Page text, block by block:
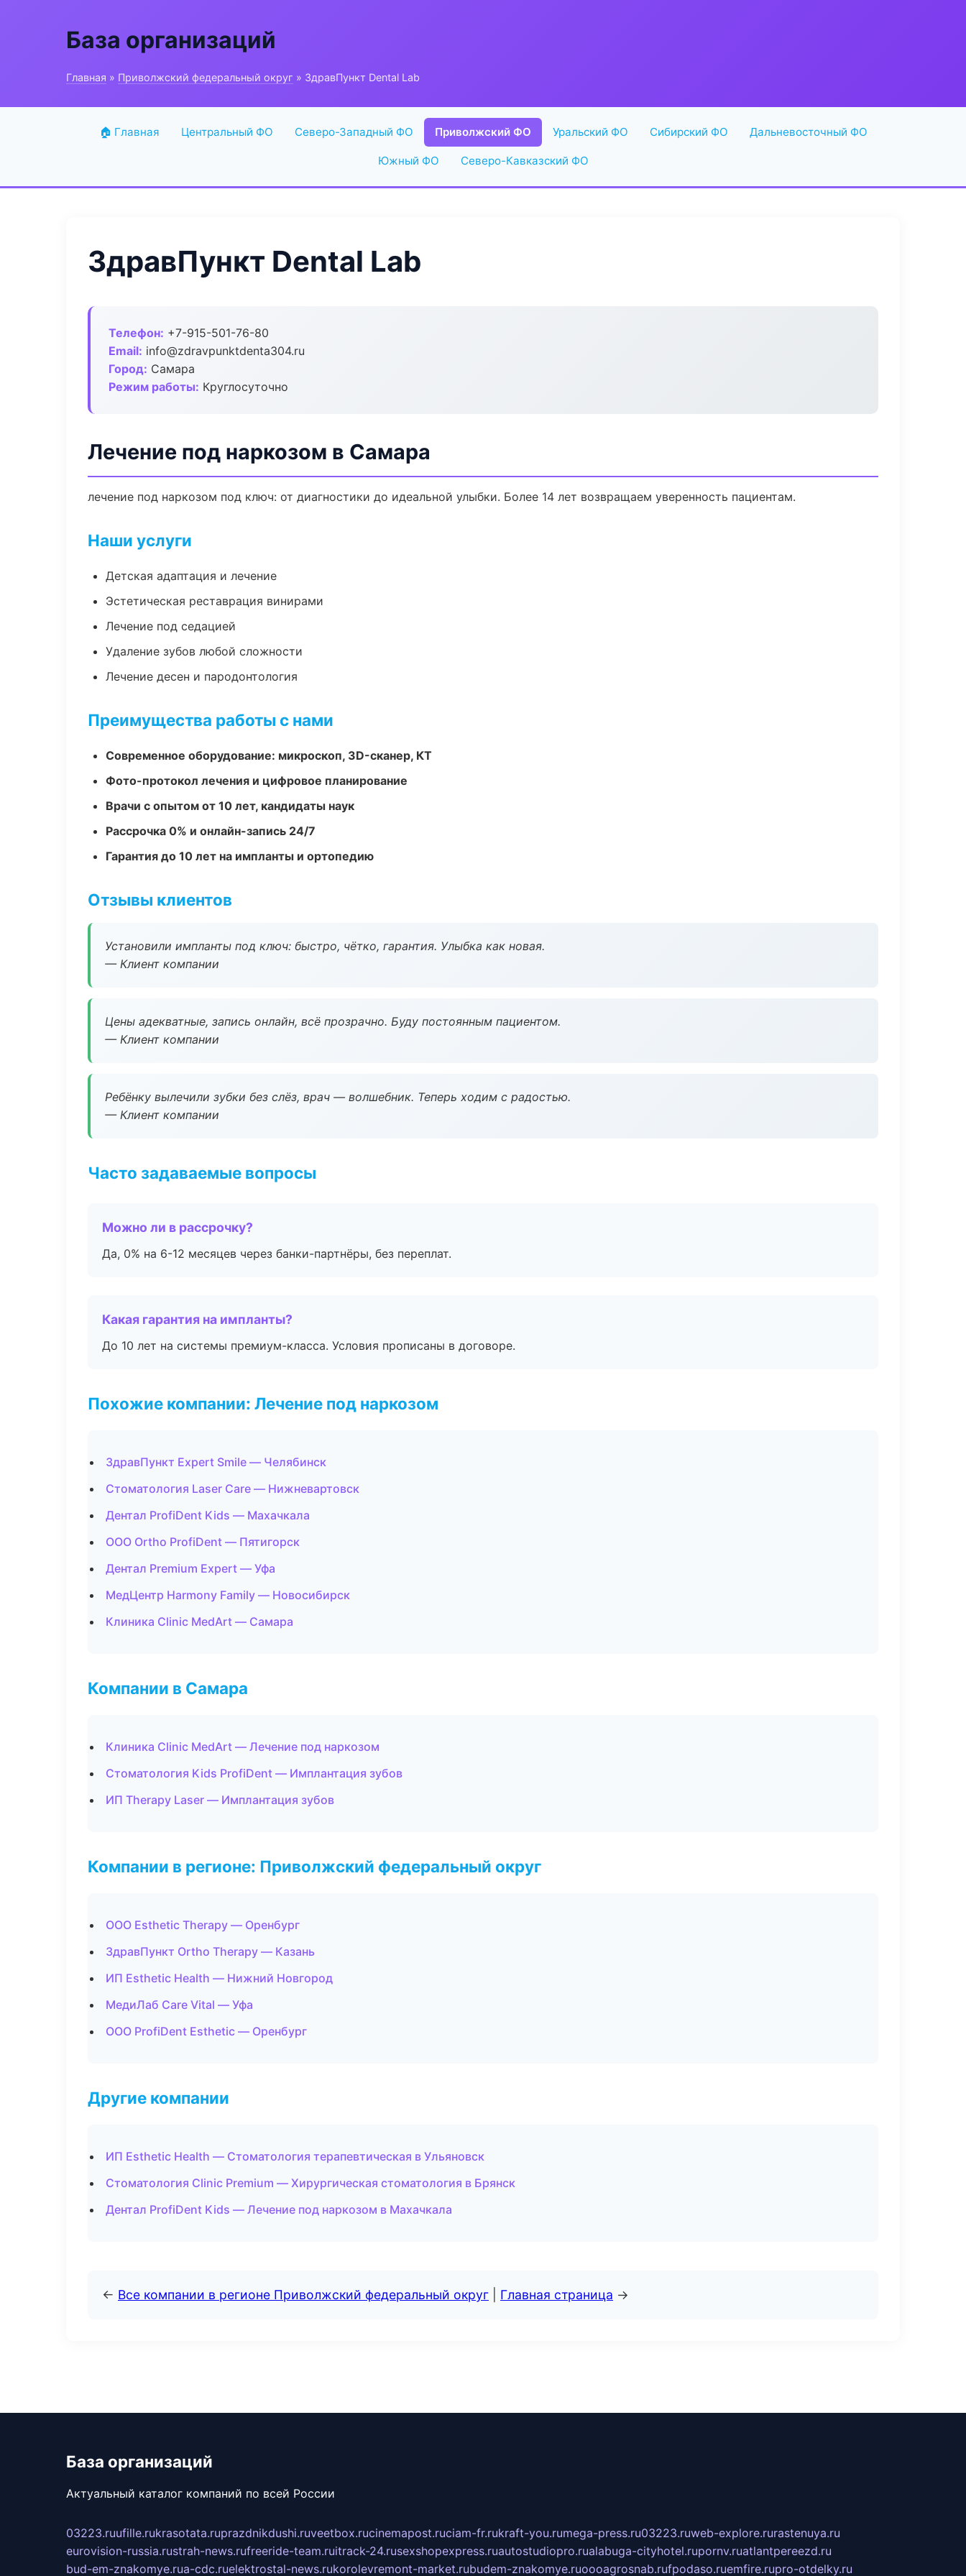
База организаций
Главная » Приволжский федеральный округ » ЗдравПункт Dental Lab
🏠 Главная Центральный ФО Северо-Западный ФО Приволжский ФО Уральский ФО Сибирский ФО Дальневосточный ФО
Южный ФО Северо-Кавказский ФО
ЗдравПункт Dental Lab
Телефон: +7-915-501-76-80
Email: info@zdravpunktdenta304.ru
Город: Самара
Режим работы: Круглосуточно
Лечение под наркозом в Самара
лечение под наркозом под ключ: от диагностики до идеальной улыбки. Более 14 лет возвращаем уверенность пациентам.
Наши услуги
Детская адаптация и лечение
Эстетическая реставрация винирами
Лечение под седацией
Удаление зубов любой сложности
Лечение десен и пародонтология
Преимущества работы с нами
Современное оборудование: микроскоп, 3D-сканер, КТ
Фото-протокол лечения и цифровое планирование
Врачи с опытом от 10 лет, кандидаты наук
Рассрочка 0% и онлайн-запись 24/7
Гарантия до 10 лет на импланты и ортопедию
Отзывы клиентов
Установили импланты под ключ: быстро, чётко, гарантия. Улыбка как новая.
— Клиент компании
Цены адекватные, запись онлайн, всё прозрачно. Буду постоянным пациентом.
— Клиент компании
Ребёнку вылечили зубки без слёз, врач — волшебник. Теперь ходим с радостью.
— Клиент компании
Часто задаваемые вопросы
Можно ли в рассрочку?
Да, 0% на 6-12 месяцев через банки-партнёры, без переплат.
Какая гарантия на импланты?
До 10 лет на системы премиум-класса. Условия прописаны в договоре.
Похожие компании: Лечение под наркозом
ЗдравПункт Expert Smile — Челябинск
Стоматология Laser Care — Нижневартовск
Дентал ProfiDent Kids — Махачкала
ООО Ortho ProfiDent — Пятигорск
Дентал Premium Expert — Уфа
МедЦентр Harmony Family — Новосибирск
Клиника Clinic MedArt — Самара
Компании в Самара
Клиника Clinic MedArt — Лечение под наркозом
Стоматология Kids ProfiDent — Имплантация зубов
ИП Therapy Laser — Имплантация зубов
Компании в регионе: Приволжский федеральный округ
ООО Esthetic Therapy — Оренбург
ЗдравПункт Ortho Therapy — Казань
ИП Esthetic Health — Нижний Новгород
МедиЛаб Care Vital — Уфа
ООО ProfiDent Esthetic — Оренбург
Другие компании
ИП Esthetic Health — Стоматология терапевтическая в Ульяновск
Стоматология Clinic Premium — Хирургическая стоматология в Брянск
Дентал ProfiDent Kids — Лечение под наркозом в Махачкала
← Все компании в регионе Приволжский федеральный округ Главная страница →
База организаций
Актуальный каталог компаний по всей России
03223.ruufille.rukrasotata.ruprazdnikdushi.ruveetbox.rucinemapost.ruciam-fr.rukraft-you.rumega-press.ru03223.ruweb-explore.rurastenuya.ru
eurovision-russia.rustrah-news.rufreeride-team.ruitrack-24.rusexshopexpress.ruautostudiopro.rualabuga-cityhotel.rupornv.ruatlantpereezd.ru
bud-em-znakomye.rua-cdc.ruelektrostal-news.rukorolevremont-market.rubudem-znakomye.ruoooagrosnab.rufpodaso.ruemfire.rupro-otdelky.ru